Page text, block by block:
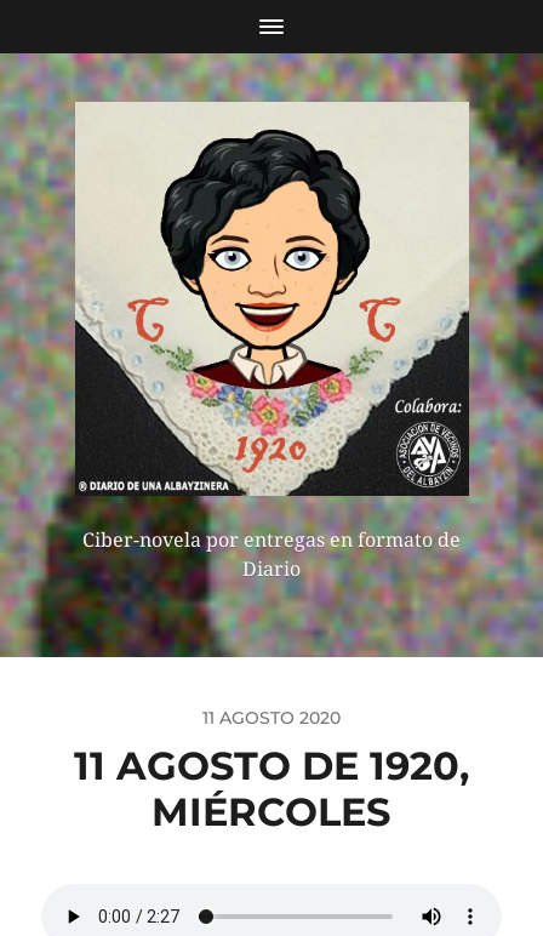
Ciber-novela por entregas en formato de
Diario
11 AGOSTO 2020
11 AGOSTO DE 1920,
MIÉRCOLES